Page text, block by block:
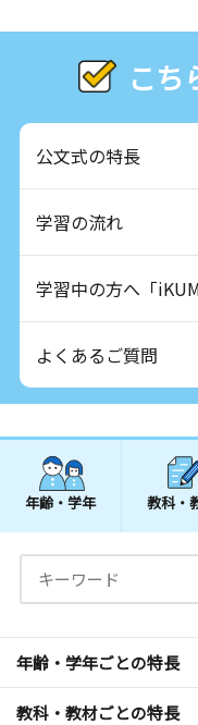
こち
公文式の特長
学習の流れ
学習中の方へ「
よくあるご質問
年齢・学年 教科・
年齢・学年ごとの特長
教科・教材ごとの特長